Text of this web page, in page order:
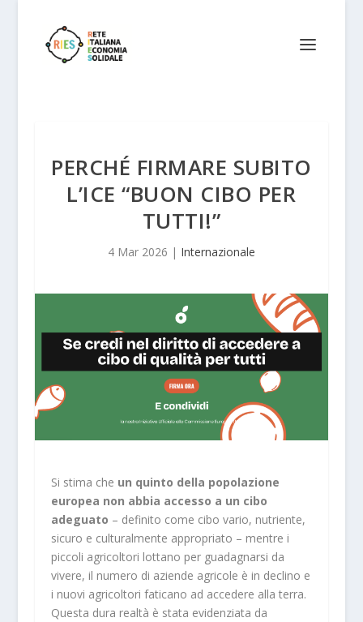
PERCHÉ FIRMARE SUBITO
L’ICE “BUON CIBO PER
TUTTI!”
4 Mar 2026 | Internazionale
Si stima che un quinto della popolazione
europea non abbia accesso a un cibo
adeguato – definito come cibo vario, nutriente,
sicuro e culturalmente appropriato – mentre i
piccoli agricoltori lottano per guadagnarsi da
vivere, il numero di aziende agricole è in declino e
i nuovi agricoltori faticano ad accedere alla terra.
Questa dura realtà è stata evidenziata da